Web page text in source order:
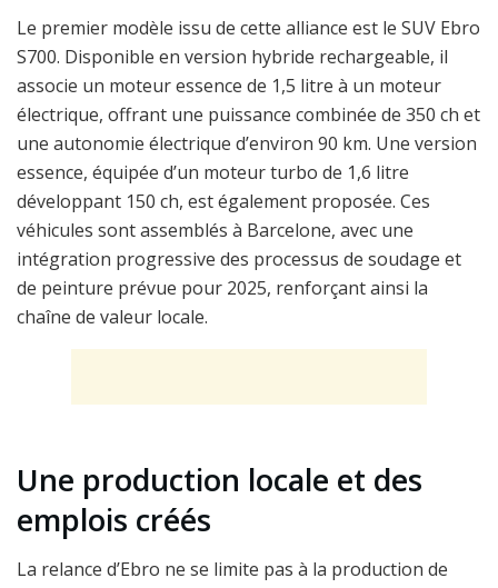
Le premier modèle issu de cette alliance est le SUV Ebro
S700. Disponible en version hybride rechargeable, il
associe un moteur essence de 1,5 litre à un moteur
électrique, offrant une puissance combinée de 350 ch et
une autonomie électrique d’environ 90 km. Une version
essence, équipée d’un moteur turbo de 1,6 litre
développant 150 ch, est également proposée. Ces
véhicules sont assemblés à Barcelone, avec une
intégration progressive des processus de soudage et
de peinture prévue pour 2025, renforçant ainsi la
chaîne de valeur locale.
Une production locale et des
emplois créés
La relance d’Ebro ne se limite pas à la production de